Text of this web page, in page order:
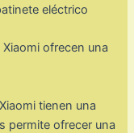
ofrecen una
tienen una
permite ofrecer una